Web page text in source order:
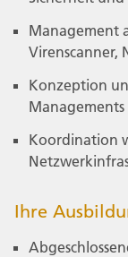
Management
Virenscanner,
Konzeption
Koordination
Ihre